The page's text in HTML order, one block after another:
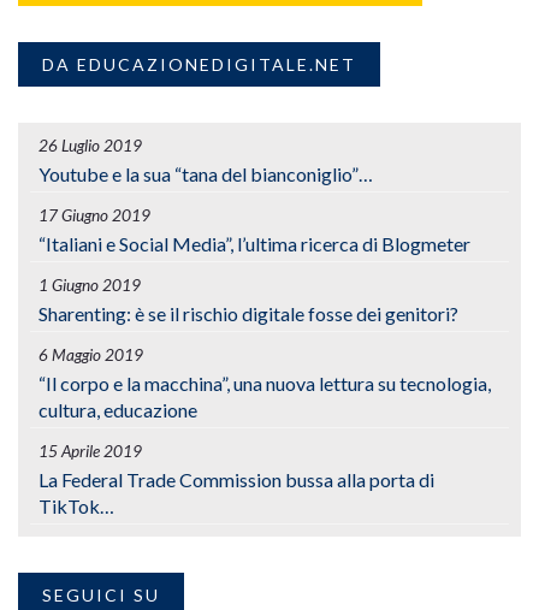
DA EDUCAZIONEDIGITALE.NET
26 Luglio 2019
Youtube e la sua “tana del bianconiglio”…
17 Giugno 2019
“Italiani e Social Media”, l’ultima ricerca di Blogmeter
1 Giugno 2019
Sharenting: è se il rischio digitale fosse dei genitori?
6 Maggio 2019
“Il corpo e la macchina”, una nuova lettura su tecnologia,
cultura, educazione
15 Aprile 2019
La Federal Trade Commission bussa alla porta di
TikTok…
SEGUICI SU